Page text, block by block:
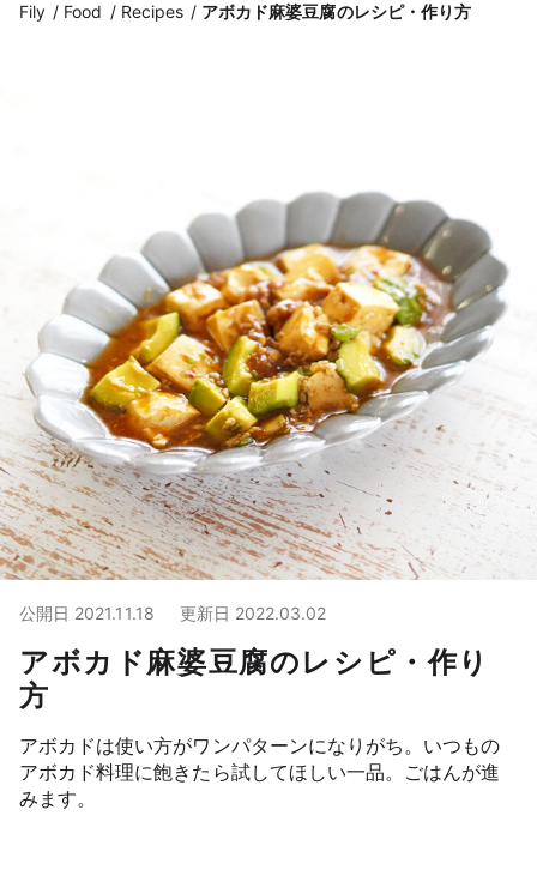
Fily Food Recipes アボカド麻婆豆腐のレシピ・作り方
公開日 2021.11.18 更新日 2022.03.02
アボカド麻婆豆腐のレシピ・作り
方
アボカドは使い方がワンパターンになりがち。いつもの
アボカド料理に飽きたら試してほしい一品。ごはんが進
みます。